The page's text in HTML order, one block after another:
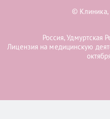
©
Россия, Удмуртская
Лицензия на медицинскую